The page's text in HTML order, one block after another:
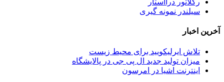
رگلاتور درااستار
سیلندر نمونه گیری
آخرین اخبار
تلاش ایرلیکویید برای محیط زیست
میزان تولید جدید ال پی جی در پالایشگاه
اینترنت اشیا در امرسون